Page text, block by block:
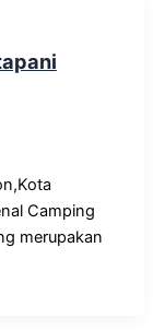
Camping
merupakan